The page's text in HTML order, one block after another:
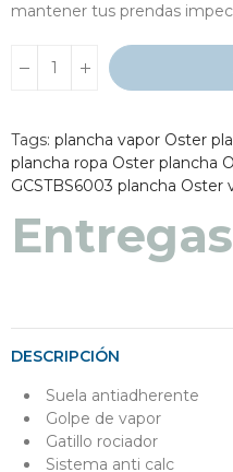
mantener tus prendas
Tags: plancha vapor Oster
plancha ropa Oster plancha
GCSTBS6003 plancha Oster
DESCRIPCIÓN
Suela antiadherente
Golpe de vapor
Gatillo rociador
Sistema anti calc